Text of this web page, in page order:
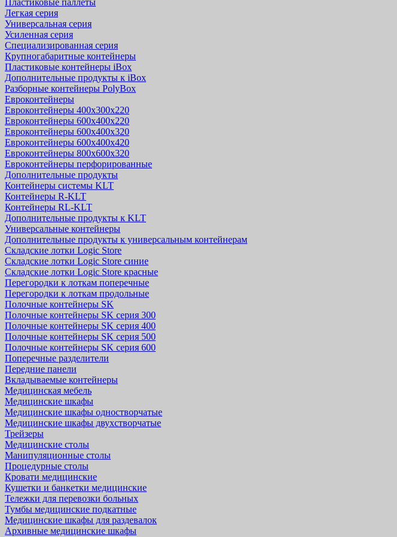
Пластиковые паллеты
Легкая серия
Универсальная серия
Усиленная серия
Специализированная серия
Крупногабаритные контейнеры
Пластиковые контейнеры iBox
Дополнительные продукты к iBox
Разборные контейнеры PolyBox
Евроконтейнеры
Евроконтейнеры 400х300х220
Евроконтейнеры 600х400х220
Евроконтейнеры 600х400х320
Евроконтейнеры 600х400х420
Евроконтейнеры 800х600х320
Евроконтейнеры перфорированные
Дополнительные продукты
Контейнеры системы KLT
Контейнеры R-KLT
Контейнеры RL-KLT
Дополнительные продукты к KLT
Универсальные контейнеры
Дополнительные продукты к универсальным контейнерам
Складские лотки Logic Store
Складские лотки Logic Store синие
Складские лотки Logic Store красные
Перегородки к лоткам поперечные
Перегородки к лоткам продольные
Полочные контейнеры SK
Полочные контейнеры SK серия 300
Полочные контейнеры SK серия 400
Полочные контейнеры SK серия 500
Полочные контейнеры SK серия 600
Поперечные разделители
Передние панели
Вкладываемые контейнеры
Медицинская мебель
Медицинские шкафы
Медицинские шкафы одностворчатые
Медицинские шкафы двухстворчатые
Трейзеры
Медицинские столы
Манипуляционные столы
Процедурные столы
Кровати медицинские
Кушетки и банкетки медицинские
Тележки для перевозки больных
Тумбы медицинские подкатные
Медицинские шкафы для раздевалок
Архивные медицинские шкафы